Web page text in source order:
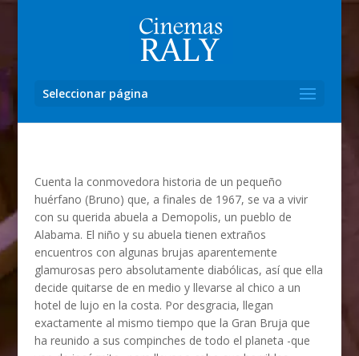
Seleccionar página
Cuenta la conmovedora historia de un pequeño
huérfano (Bruno) que, a finales de 1967, se va a vivir
con su querida abuela a Demopolis, un pueblo de
Alabama. El niño y su abuela tienen extraños
encuentros con algunas brujas aparentemente
glamurosas pero absolutamente diabólicas, así que ella
decide quitarse de en medio y llevarse al chico a un
hotel de lujo en la costa. Por desgracia, llegan
exactamente al mismo tiempo que la Gran Bruja que
ha reunido a sus compinches de todo el planeta -que